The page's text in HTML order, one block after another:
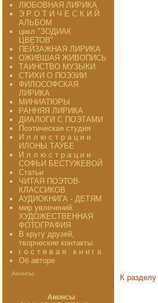
ЛЮБОВНАЯ ЛИРИКА
Э Р О Т И Ч Е С К И Й
АЛЬБОМ
цикл "ЗОДИАК
ЦВЕТОВ"
ПЕЙЗАЖНАЯ ЛИРИКА
ОЖИВШАЯ ЖИВОПИСЬ
ТАИНСТВО МУЗЫКИ
СТИХИ О ПОЭЗИИ
ФИЛОСОФСКАЯ
ЛИРИКА
МИНИАТЮРЫ
РАННЯЯ ЛИРИКА
ДИАЛОГИ С ПОЭТАМИ
Поэтическая студия
И л л ю с т р а ц и и
ИЛОНЫ ТАУБЕ
И л л ю с т р а ц и и
СОФЬИ БЕСТУЖЕВОЙ
Статьи
ЧИТАЯ ПОЭТОВ-
КЛАССИКОВ
АУДИОКНИГА - ДЕТЯМ
мир увлечений:
ХУДОЖЕСТВЕННАЯ
ФОТОГРАФИЯ
В кругу друзей,
творческие контакты
г о с т е в а я . к н и г а
Об авторе
Анонсы:
Анонсы
К разделу